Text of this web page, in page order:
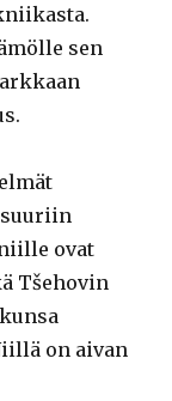
sen
ovat
Tšehovin
on aivan